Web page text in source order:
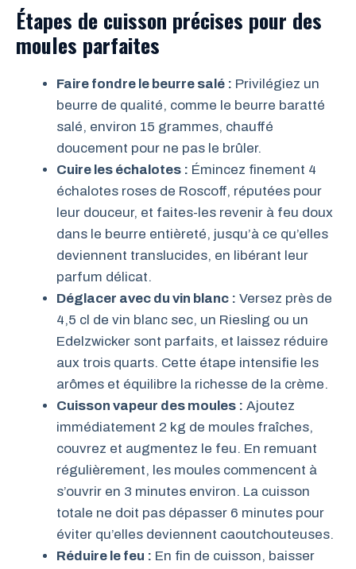
Étapes de cuisson précises pour des
moules parfaites
Faire fondre le beurre salé : Privilégiez un
beurre de qualité, comme le beurre baratté
salé, environ 15 grammes, chauffé
doucement pour ne pas le brûler.
Cuire les échalotes : Émincez finement 4
échalotes roses de Roscoff, réputées pour
leur douceur, et faites-les revenir à feu doux
dans le beurre entièreté, jusqu’à ce qu’elles
deviennent translucides, en libérant leur
parfum délicat.
Déglacer avec du vin blanc : Versez près de
4,5 cl de vin blanc sec, un Riesling ou un
Edelzwicker sont parfaits, et laissez réduire
aux trois quarts. Cette étape intensifie les
arômes et équilibre la richesse de la crème.
Cuisson vapeur des moules : Ajoutez
immédiatement 2 kg de moules fraîches,
couvrez et augmentez le feu. En remuant
régulièrement, les moules commencent à
s’ouvrir en 3 minutes environ. La cuisson
totale ne doit pas dépasser 6 minutes pour
éviter qu’elles deviennent caoutchouteuses.
Réduire le feu : En fin de cuisson, baisser